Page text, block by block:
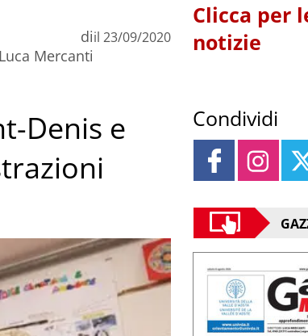
di
Luca Mercanti
il 23/09/2020
Denis e
Clicca per
notizie
Condividi